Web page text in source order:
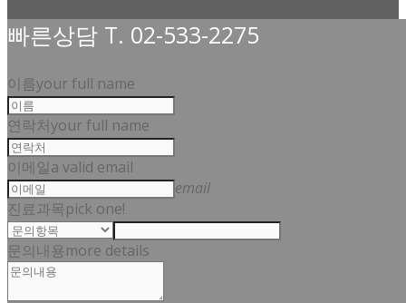
빠른상담 T. 02-533-2275
이름your full name
연락처your full name
이메일a valid email
email
진료과목pick one!
문의내용more details